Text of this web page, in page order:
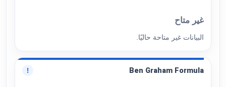
غير متاح
البيانات غير متاحة حاليًا.
Ben Graham Formula
!